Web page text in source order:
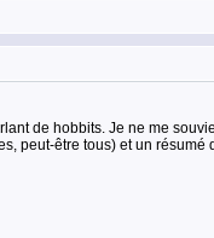
de hobbits. Je ne me
peut-être tous) et un résumé